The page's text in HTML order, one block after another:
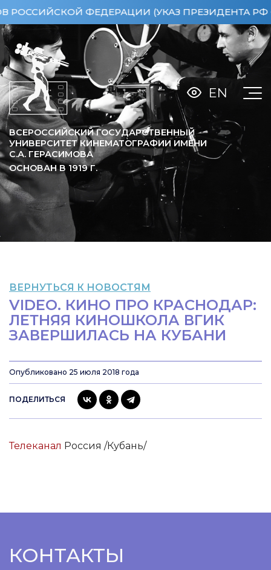
ФЕДЕРАЦИИ (УКАЗ ПРЕЗИДЕНТА РФ ОТ
ВСЕРОССИЙСКИЙ ГОСУДАРСТВЕННЫЙ
УНИВЕРСИТЕТ КИНЕМАТОГРАФИИ ИМЕНИ
С.А. ГЕРАСИМОВА
ОСНОВАН В 1919Г.
EN
ВЕРНУТЬСЯ К НОВОСТЯМ
VIDEO. КИНО ПРО КРАСНОДАР:
ЛЕТНЯЯ КИНОШКОЛА ВГИК
ЗАВЕРШИЛАСЬ НА КУБАНИ
Опубликовано 25 июля 2018 года
ПОДЕЛИТЬСЯ
Телеканал Россия /Кубань/
КОНТАКТЫ